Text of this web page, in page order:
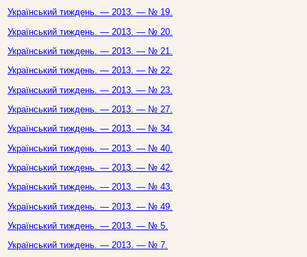
Український тиждень. — 2013. — № 19.
Український тиждень. — 2013. — № 20.
Український тиждень. — 2013. — № 21.
Український тиждень. — 2013. — № 22.
Український тиждень. — 2013. — № 23.
Український тиждень. — 2013. — № 27.
Український тиждень. — 2013. — № 34.
Український тиждень. — 2013. — № 40.
Український тиждень. — 2013. — № 42.
Український тиждень. — 2013. — № 43.
Український тиждень. — 2013. — № 49.
Український тиждень. — 2013. — № 5.
Український тиждень. — 2013. — № 7.